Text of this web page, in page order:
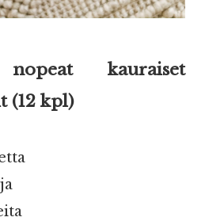
kauraiset
(12 kpl)